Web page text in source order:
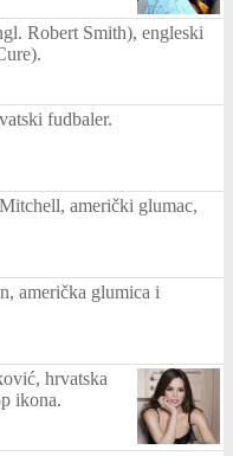
Robert Smith), engleski
fudbaler.
američki glumac,
američka glumica i
hrvatska
ikona.